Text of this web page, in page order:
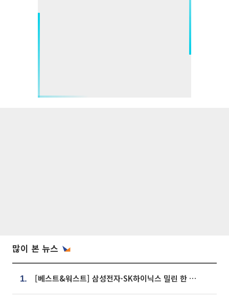
많이 본 뉴스
1. [베스트&워스트] 삼성전자·SK하이닉스 밀린 한 주…상상인증권은 85% 급등